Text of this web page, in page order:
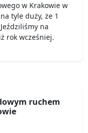
w Krakowie w
tyle duży, że 1
na
rok wcześniej.
ruchem